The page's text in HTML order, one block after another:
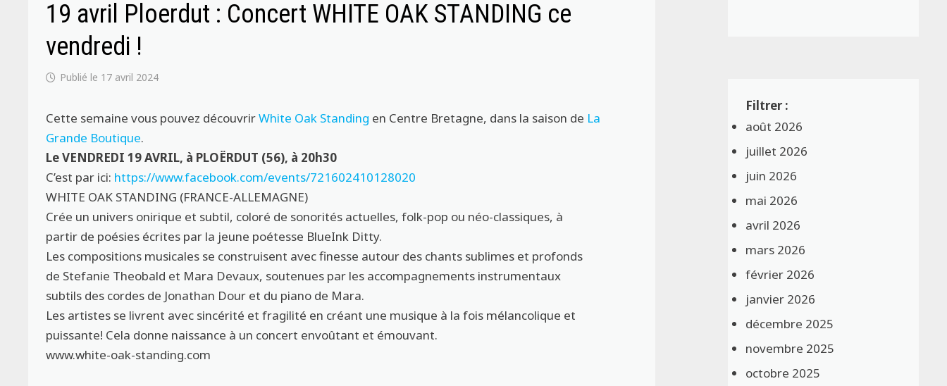
19 avril Ploerdut : Concert WHITE OAK STANDING ce
vendredi !
17 avril 2024
Cette semaine vous pouvez découvrirWhite Oak Standing en Centre Bretagne, dans la saison de La
Grande Boutique.
Le VENDREDI 19 AVRIL, à PLOËRDUT (56), à 20h30
C’est par ici: https://www.facebook.com/events/721602410128020
WHITE OAK STANDING (FRANCE-ALLEMAGNE)
Crée un univers onirique et subtil, coloré de sonorités actuelles, folk-pop ou néo-classiques, à
partir de poésies écrites par la jeune poétesse BlueInk Ditty.
Les compositions musicales se construisent avec finesse autour des chants sublimes et profonds
de Stefanie Theobald et Mara Devaux, soutenues par les accompagnements instrumentaux
subtils des cordes de Jonathan Dour et du piano de Mara.
Les artistes se livrent avec sincérité et fragilité en créant une musique à la fois mélancolique et
puissante! Cela donne naissance à un concert envoûtant et émouvant.
www.white-oak-standing.com
août 2026
juillet 2026
juin 2026
mai 2026
avril 2026
mars 2026
février 2026
janvier 2026
décembre 2025
novembre 2025
octobre 2025